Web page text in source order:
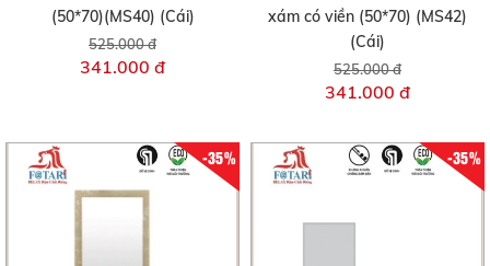
(50*70)(MS40) (Cái)
525.000 đ
341.000 đ
xám có viền (50*70) (MS42)
(Cái)
525.000 đ
341.000 đ
-35% -35%